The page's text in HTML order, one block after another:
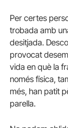
Per certes
trobada amb
desitjada.
provocat
vida en què la
només física,
més, han patit
parella.